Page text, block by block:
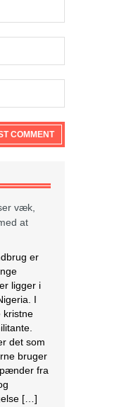
væk,
at
er
ligger i
I
kristne
det som
bruger
fra
[…]